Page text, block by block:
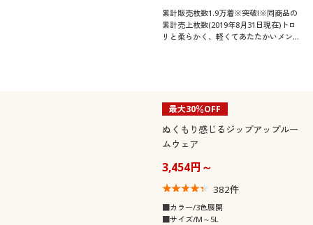
累計販売枚数1.9万着※突破!※同商品の
累計売上枚数(2019年8月31日現在)トロ
リと柔らかく、軽くてあたたかいメンズ
最大30％OFF
ぬくもり感じるジップアップルー
ムウェア
3,454円～
382件
■カラー/3色展開
■サイズ/M～5L